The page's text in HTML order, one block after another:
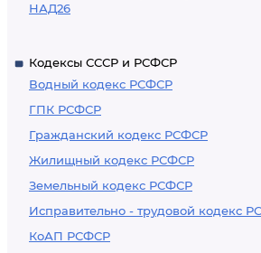
НАД26
Кодексы СССР и РСФСР
Водный кодекс РСФСР
ГПК РСФСР
Гражданский кодекс РСФСР
Жилищный кодекс РСФСР
Земельный кодекс РСФСР
Исправительно - трудовой кодекс
КоАП РСФСР